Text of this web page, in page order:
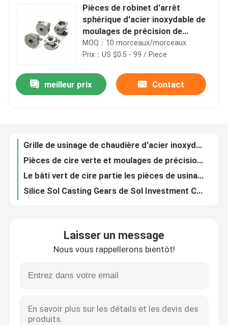
Maison
Au sujet de nous
Contrôle de qualité
Contactez-nous
Pièces de moulage de précision
moulage à la cire perdue
Pièces de robinet d'arrêt
sphérique d'acier inoxydable de
moulages de précision de
précision d'AISI 316L pour
l'industrie alimentaire
MOQ：10 morceaux/morceaux
Prix：US $0.5 - 99 / Piece
meilleur prix Contact
Vitesse de usinage adaptée aux besoins du client de haute précision des moulages de précision de précision 2Cr13
Le moulage de précision vert de cire partie OIN mécanique précise 8062 CT5 de pièces
Inaltérable résistant aux vibrations de garnitures et d'attaches de voie de chemin de fer d'OEM
Outil électrique de usinage de moulages de précision de précision plein fabriqué en Chine
OIN des véhicules à moteur 8062 CT5 de composants de précision de pièces de moulage de précision de lutte contre l'érosion
Laisser un message
Nous vous rappellerons bientôt!